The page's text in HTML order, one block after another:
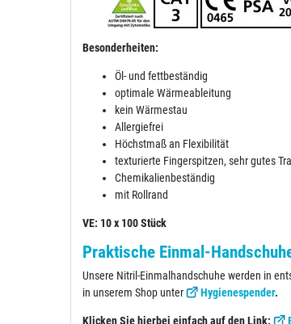
Besonderheiten:
Öl- und fettbeständig
optimale Wärmeableitung
kein Wärmestau
Allergiefrei
Höchstmaß an Flexibilität
texturierte Fingerspitzen, sehr gutes
Chemikalienbeständig
mit Rollrand
VE: 10 x 100 Stück
Praktische Einmal-
Unsere Nitril-Einmalhandschuhe werden in
in unserem Shop unter
Hygienespender.
Klicken Sie hierbei einfach auf den Link: